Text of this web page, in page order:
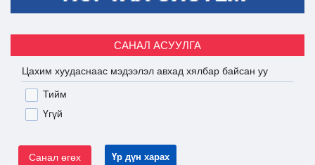
САНАЛ АСУУЛГА
Цахим хуудаснаас мэдээлэл авхад хялбар байсан уу
Тийм
Үгүй
Санал өгөх Үр дүн харах